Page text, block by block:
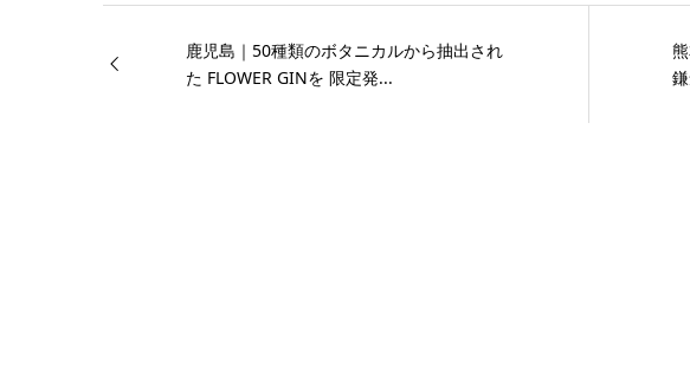
鹿児島｜50種類のボタニカルから抽出され
た FLOWER GINを 限定発...